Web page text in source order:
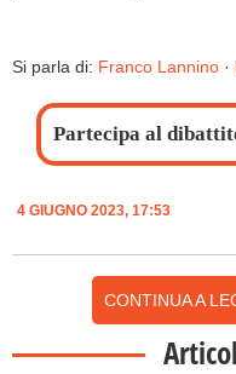
Si parla di: Franco Lannino ·
Partecipa al
4 GIUGNO 2023, 17:53
CONTINUA A